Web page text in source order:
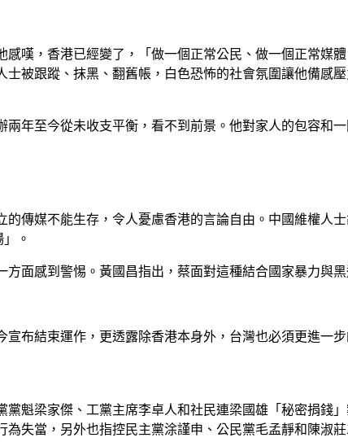
嘆，香港已經變了，「做一個正常公民、做一個正常媒
被跟蹤、抹黑、翻舊帳，白色恐怖的社會氛圍讓他備感
年至今從未收支平衡，看不到前景。他對家人的包容和
傳媒不能生存，令人憂慮香港的言論自由。中國維權人
。
面感到警惕。黃國昌指出，蔡面對這種結合國家暴力與
布結束運作，更透露除香港本身外，台灣也必須更進一步
魁梁家傑、工黨主席李卓人和社民連梁國雄「秘密捐錢
失當，另外也指控民主黨涂謹申、公民黨毛孟靜和陳淑